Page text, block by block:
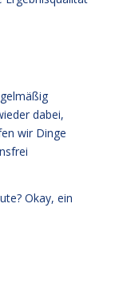
dabei,
wir Dinge
Okay, ein